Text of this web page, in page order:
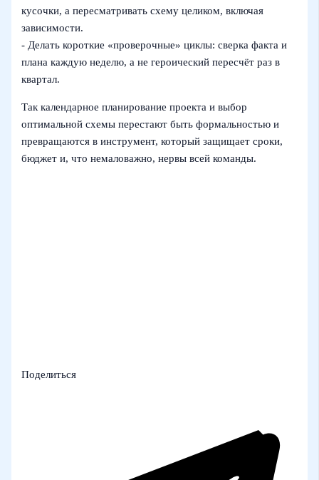
кусочки, а пересматривать схему целиком, включая
зависимости.
- Делать короткие «проверочные» циклы: сверка факта и
плана каждую неделю, а не героический пересчёт раз в
квартал.
Так календарное планирование проекта и выбор
оптимальной схемы перестают быть формальностью и
превращаются в инструмент, который защищает сроки,
бюджет и, что немаловажно, нервы всей команды.
Поделиться